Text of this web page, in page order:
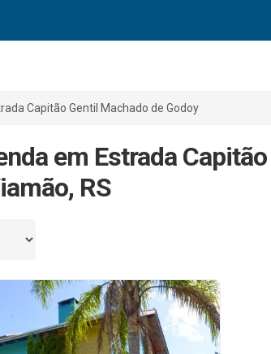
Capitão Gentil Machado de Godoy
em Estrada
RS